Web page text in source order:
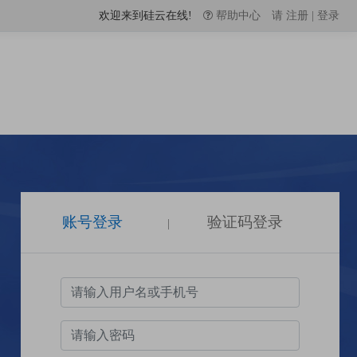
欢迎来到硅云在线! 帮助中心 请 注册 | 登录
账号登录 验证码登录